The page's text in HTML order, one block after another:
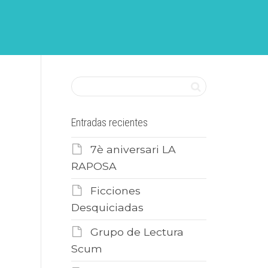
Entradas recientes
7è aniversari LA
RAPOSA
Ficciones
Desquiciadas
Grupo de Lectura
Scum